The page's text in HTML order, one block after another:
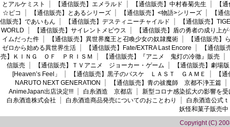
とアルケミスト
【通信販売】エメラルド 【通信販売】中村春菊先生
【
☆ピコ
【通信販売】とあるシリーズ 【通信販売】<物語>シリーズ
【通
信販売】であいもん
【通信販売】デスティニーチャイルド
【通信販売】
WORLD
【通信販売】サイレントメビウス
【通信販売】盾の勇者の成り上が
イムだった件
【通信販売】異世界魔王と召喚少女の奴隷魔術
【通信販売】
ゼロから始める異世界生活
【通信販売】Fate/EXTRA Last Encore
【通信
売】ＫＩＮＧ ＯＦ ＰＲＩＳＭ
【通信販売】『アニメ 鬼灯の冷徹』販売
信販売
【通信販売】ＴＶアニメ ジョーカー・ゲーム
【通信販売】劇場
[Heaven’s Feel」
【通信販売】黒子のバスケ ＬＡＳＴ ＧＡＭＥ
【
NARUTO NEXT GENERATION
【通信販売】青の祓魔師 京都不浄王篇
AnimeJapan出店決定!!!
白糸酒造 京都店
新型コロナ感染拡大の影響を
白糸酒造株式会社
白糸酒造商品発売についてのおことわり
白糸酒造公式
妖怪和菓子販売中
Copyright (C)